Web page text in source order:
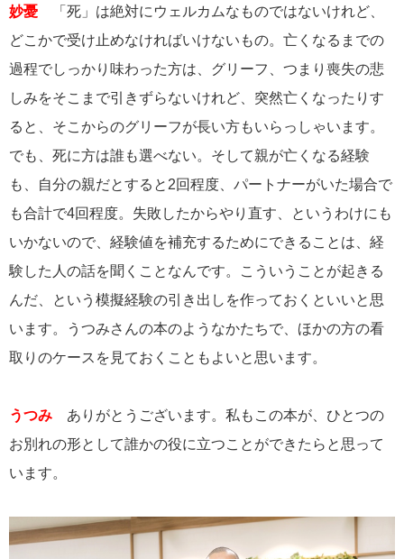
妙憂
「死」は絶対にウェルカムなものではないけれど、
どこかで受け止めなければいけないもの。亡くなるまでの
過程でしっかり味わった方は、グリーフ、つまり喪失の悲
しみをそこまで引きずらないけれど、突然亡くなったりす
ると、そこからのグリーフが長い方もいらっしゃいます。
でも、死に方は誰も選べない。そして親が亡くなる経験
も、自分の親だとすると2回程度、パートナーがいた場合で
も合計で4回程度。失敗したからやり直す、というわけにも
いかないので、経験値を補充するためにできることは、経
験した人の話を聞くことなんです。こういうことが起きる
んだ、という模擬経験の引き出しを作っておくといいと思
います。うつみさんの本のようなかたちで、ほかの方の看
取りのケースを見ておくこともよいと思います。
うつみ ありがとうございます。私もこの本が、ひとつの
お別れの形として誰かの役に立つことができたらと思って
います。